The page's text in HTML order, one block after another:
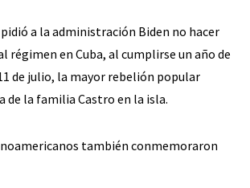
pidió a la administración Biden no hacer
régimen en Cuba, al cumplirse un año de
de julio, la mayor rebelión popular
de la familia Castro en la isla.
también conmemoraron